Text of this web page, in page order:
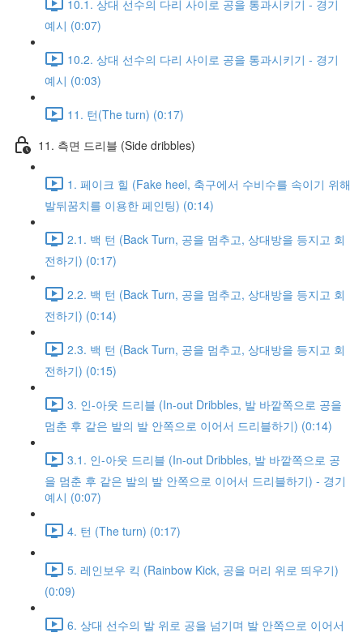
10.1. 상대 선수의 다리 사이로 공을 통과시키기 - 경기
예시 (0:07)
10.2. 상대 선수의 다리 사이로 공을 통과시키기 - 경기
예시 (0:03)
11. 턴(The turn) (0:17)
11. 측면 드리블 (Side dribbles)
1. 페이크 힐 (Fake heel, 축구에서 수비수를 속이기 위해
발뒤꿈치를 이용한 페인팅) (0:14)
2.1. 백 턴 (Back Turn, 공을 멈추고, 상대방을 등지고 회
전하기) (0:17)
2.2. 백 턴 (Back Turn, 공을 멈추고, 상대방을 등지고 회
전하기) (0:14)
2.3. 백 턴 (Back Turn, 공을 멈추고, 상대방을 등지고 회
전하기) (0:15)
3. 인-아웃 드리블 (In-out Dribbles, 발 바깥쪽으로 공을
멈춘 후 같은 발의 발 안쪽으로 이어서 드리블하기) (0:14)
3.1. 인-아웃 드리블 (In-out Dribbles, 발 바깥쪽으로 공
을 멈춘 후 같은 발의 발 안쪽으로 이어서 드리블하기) - 경기
예시 (0:07)
4. 턴 (The turn) (0:17)
5. 레인보우 킥 (Rainbow Kick, 공을 머리 위로 띄우기)
(0:09)
6. 상대 선수의 발 위로 공을 넘기며 발 안쪽으로 이어서